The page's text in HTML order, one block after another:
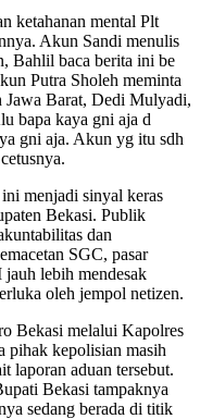
ketahanan mental Plt
Akun Sandi menulis
Bahlil baca berita ini be
Putra Sholeh meminta
Jawa Barat, Dedi Mulyadi,
bapa kaya gni aja d
gni aja. Akun yg itu sdh
menjadi sinyal keras
Bekasi. Publik
dan
SGC, pasar
lebih mendesak
oleh jempol netizen.
Bekasi melalui Kapolres
pihak kepolisian masih
laporan aduan tersebut.
Bekasi tampaknya
sedang berada di titik